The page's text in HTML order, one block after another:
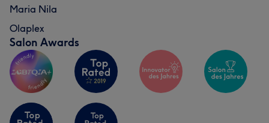
Maria Nila
Olaplex
Salon Awards